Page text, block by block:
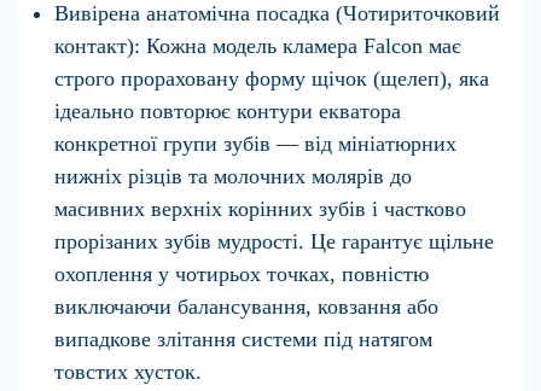
Вивірена анатомічна посадка (Чотириточковий
контакт): Кожна модель кламера Falcon має
строго прораховану форму щічок (щелеп), яка
ідеально повторює контури екватора
конкретної групи зубів — від мініатюрних
нижніх різців та молочних молярів до
масивних верхніх корінних зубів і частково
прорізаних зубів мудрості. Це гарантує щільне
охоплення у чотирьох точках, повністю
виключаючи балансування, ковзання або
випадкове злітання системи під натягом
товстих хусток.